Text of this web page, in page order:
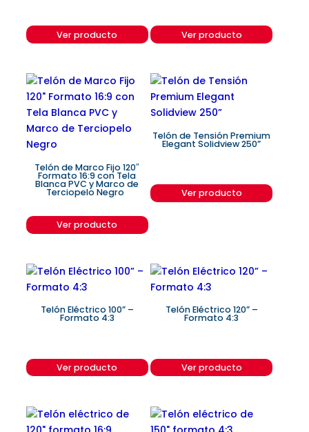
Ver producto Ver producto
Telón de Marco Fijo 120″
Formato 16:9 con Tela
Blanca PVC y Marco de
Terciopelo Negro
Ver producto
Telón de Tensión Premium
Elegant Solidview 250”
Ver producto
Telón Eléctrico 100” –
Formato 4:3
Ver producto
Telón Eléctrico 120” –
Formato 4:3
Ver producto